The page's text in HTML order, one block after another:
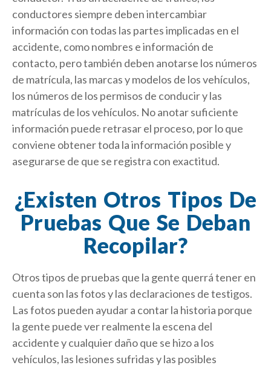
conductores siempre deben intercambiar
información con todas las partes implicadas en el
accidente, como nombres e información de
contacto, pero también deben anotarse los números
de matrícula, las marcas y modelos de los vehículos,
los números de los permisos de conducir y las
matrículas de los vehículos. No anotar suficiente
información puede retrasar el proceso, por lo que
conviene obtener toda la información posible y
asegurarse de que se registra con exactitud.
¿Existen Otros Tipos De
Pruebas Que Se Deban
Recopilar?
Otros tipos de pruebas que la gente querrá tener en
cuenta son las fotos y las declaraciones de testigos.
Las fotos pueden ayudar a contar la historia porque
la gente puede ver realmente la escena del
accidente y cualquier daño que se hizo a los
vehículos, las lesiones sufridas y las posibles